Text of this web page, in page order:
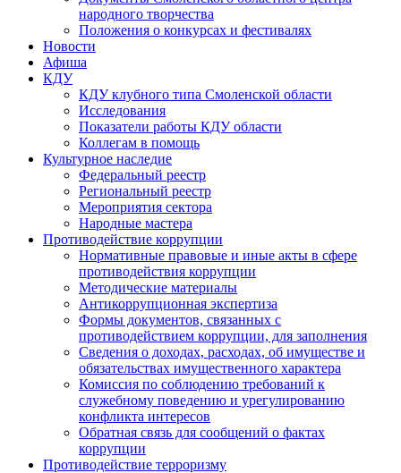
народного творчества
Положения о конкурсах и фестивалях
Новости
Афиша
КДУ
КДУ клубного типа Смоленской области
Исследования
Показатели работы КДУ области
Коллегам в помощь
Культурное наследие
Федеральный реестр
Региональный реестр
Мероприятия сектора
Народные мастера
Противодействие коррупции
Нормативные правовые и иные акты в сфере
противодействия коррупции
Методические материалы
Антикоррупционная экспертиза
Формы документов, связанных с
противодействием коррупции, для заполнения
Сведения о доходах, расходах, об имуществе и
обязательствах имущественного характера
Комиссия по соблюдению требований к
служебному поведению и урегулированию
конфликта интересов
Обратная связь для сообщений о фактах
коррупции
Противодействие терроризму